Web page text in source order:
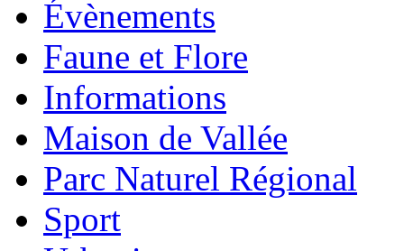
Évènements
Faune et Flore
Informations
Maison de Vallée
Parc Naturel Régional
Sport